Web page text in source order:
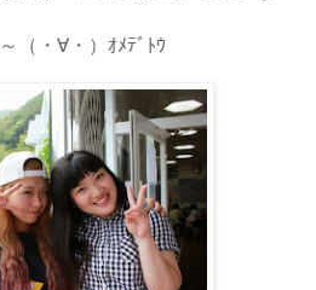
（・∀・）ｵﾒﾃﾞﾄｳ